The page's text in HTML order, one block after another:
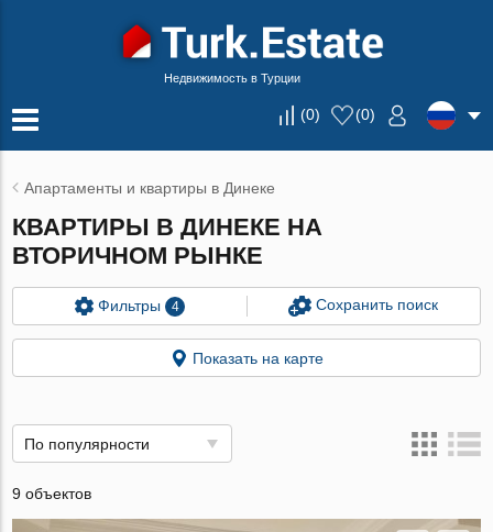
Недвижимость в Турции
(0) (0)
Апартаменты и квартиры в Динеке
КВАРТИРЫ В ДИНЕКЕ НА
ВТОРИЧНОМ РЫНКЕ
Фильтры 4 Сохранить поиск
Показать на карте
По популярности
9 объектов